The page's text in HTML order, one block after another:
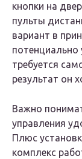
кнопки на
пульты
вариант в
требуется
результат он
Важно
управления
Плюс
комплекс